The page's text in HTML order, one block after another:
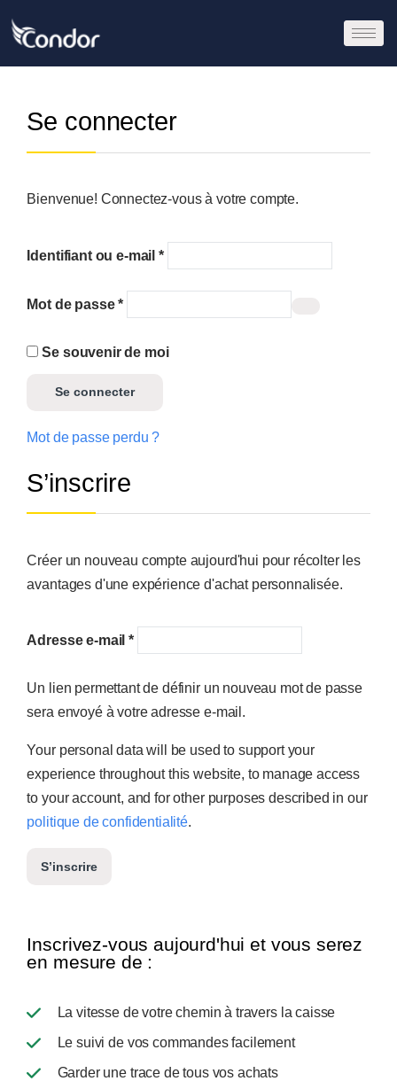
Se connecter
Bienvenue! Connectez-vous à votre compte.
Identifiant ou e-mail *
Mot de passe*
Se souvenir de moi
Se connecter
Mot de passe perdu ?
S’inscrire
Créer un nouveau compte aujourd'hui pour récolter les
avantages d'une expérience d'achat personnalisée.
Adresse e-mail*
Un lien permettant de définir un nouveau mot de passe
sera envoyé à votre adresse e-mail.
Your personal data will be used to support your
experience throughout this website, to manage access
to your account, and for other purposes described in our
politique de confidentialité.
S’inscrire
Inscrivez-vous aujourd'hui et vous serez
en mesure de :
La vitesse de votre chemin à travers la caisse
Le suivi de vos commandes facilement
Garder une trace de tous vos achats